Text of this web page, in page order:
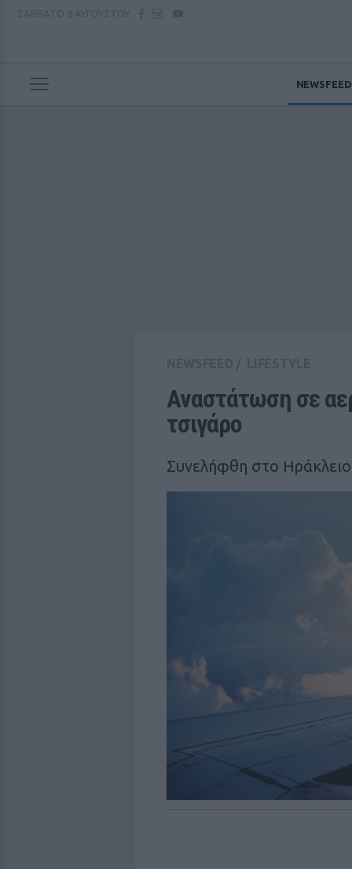
NEWSFEED
Αναστάτωση σε
τσιγάρο
Συνελήφθη στο